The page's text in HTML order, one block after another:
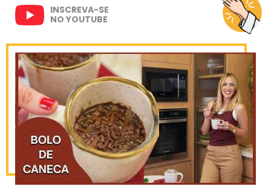
INSCREVA-SE
NO YOUTUBE